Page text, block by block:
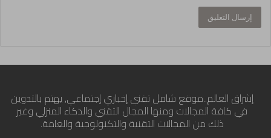
إشراق العالم..موقع شامل تقني إخباري إجتماعي, يهتم بالتدوين
في كافة المجالات ومنها المجال التقني والذكاء المنزلي وغير
ذلك من المجالات التقنية والتكنولوجية والعامة.